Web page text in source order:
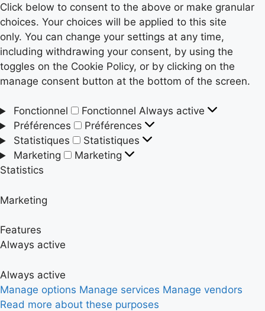
Click below to consent to the above or make granular
choices. Your choices will be applied to this site
only. You can change your settings at any time,
including withdrawing your consent, by using the
toggles on the Cookie Policy, or by clicking on the
manage consent button at the bottom of the screen.
Fonctionnel Fonctionnel Always active
Préférences
Préférences
Statistiques
Statistiques
Marketing
Marketing
Statistics
Marketing
Features
Always active
Always active
Manage options Manage services Manage vendors
Read more about these purposes